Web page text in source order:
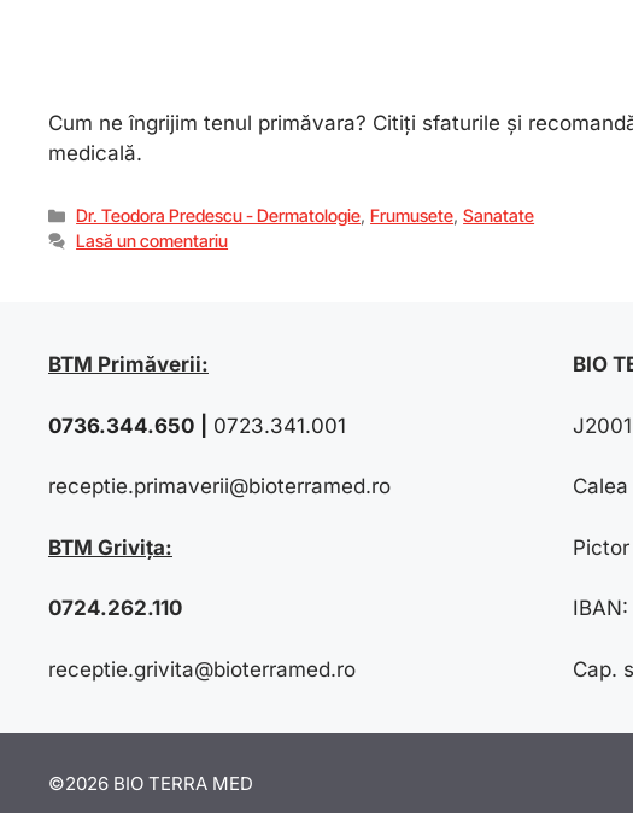
Cum ne îngrijim tenul primăvara? Citiți sfaturile și
medicală.
Dr. Teodora Predescu - Dermatologie,Frumusete,Sanatate
Lasă un comentariu
BTM Primăverii:
0736.344.650 0723.341.001
receptie.primaverii@bioterramed.ro
BTM Grivița:
0724.262.110
receptie.grivita@bioterramed.ro
BIO
IBAN:
Cap.
©2026 BIO TERRA MED